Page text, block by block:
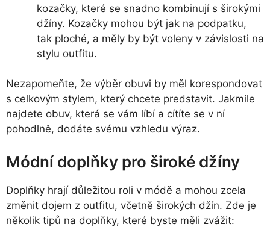
kozačky, které se snadno kombinují s širokými
džíny. Kozačky mohou být jak na podpatku,
tak ploché, a měly by být voleny v závislosti na
stylu outfitu.
Nezapomeňte, že výběr obuvi by měl korespondovat
s celkovým stylem, který chcete predstavit. Jakmile
najdete obuv, která se vám líbí a cítíte se v ní
pohodlně, dodáte svému vzhledu výraz.
Módní doplňky pro široké džíny
Doplňky hrají důležitou roli v módě a mohou zcela
změnit dojem z outfitu, včetně širokých džín. Zde je
několik tipů na doplňky, které byste měli zvážit: